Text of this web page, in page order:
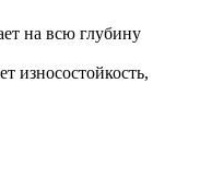
на всю глубину
износостойкость,